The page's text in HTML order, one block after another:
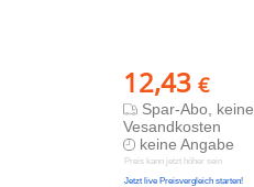
12,43 €
Spar-Abo, keine
Vesandkosten
keine Angabe
Preis kann jetzt höher sein
Jetzt live Preisvergleich starten!